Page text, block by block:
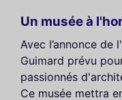
Un musée à
Avec l’annonce de
Guimard prévu
passionnés
Ce musée mettra